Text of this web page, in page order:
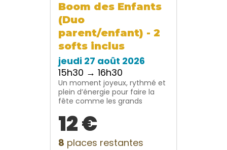
Boom des Enfants
(Duo
parent/enfant) - 2
softs inclus
jeudi 27 août 2026
15h30 → 16h30
Un moment joyeux, rythmé et
plein d’énergie pour faire la
fête comme les grands
12 €
8 places restantes